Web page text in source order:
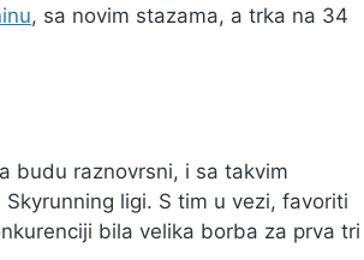
, sa novim stazama, a trka na 34
budu raznovrsni, i sa takvim
ligi. S tim u vezi, favoriti
bila velika borba za prva tri